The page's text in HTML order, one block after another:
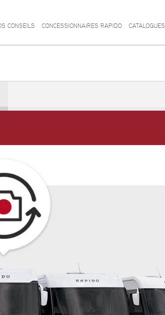
CONSEILS CONCESSIONNAIRES RAPIDO CATALOGUES